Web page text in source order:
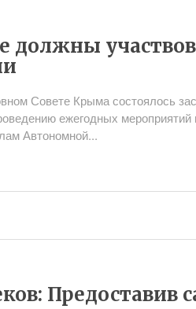
должны
Совете Крыма состоялось
ежегодных
Автономной...
Предоставив